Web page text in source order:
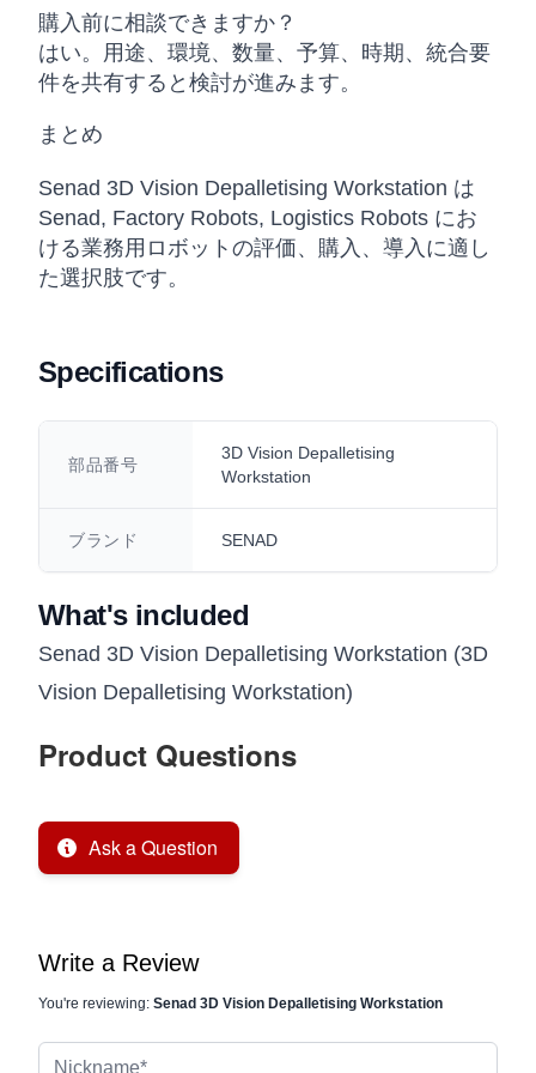
購入前に相談できますか？
はい。用途、環境、数量、予算、時期、統合要
件を共有すると検討が進みます。
まとめ
Senad 3D Vision Depalletising Workstation は
Senad, Factory Robots, Logistics Robots にお
ける業務用ロボットの評価、購入、導入に適し
た選択肢です。
Specifications
部品番号
3D Vision Depalletising
Workstation
ブランド SENAD
What's included
Senad 3D Vision Depalletising Workstation (3D
Vision Depalletising Workstation)
Product Questions
Ask a Question
Write a Review
You're reviewing: Senad 3D Vision Depalletising Workstation